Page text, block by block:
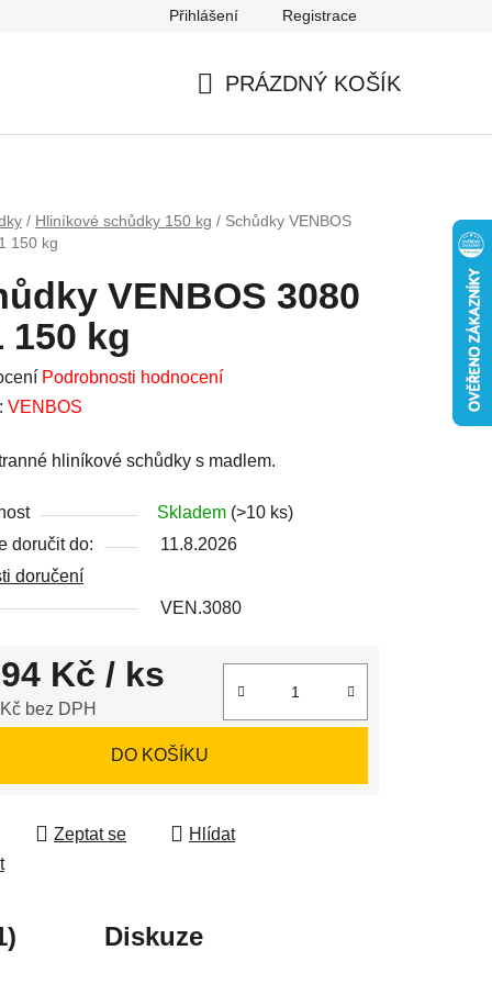
Přihlášení Registrace
PRÁZDNÝ KOŠÍK
/ Hliníkové schůdky 150 kg / Schůdky VENBOS
150 kg
VENBOS 3080
150 kg
Podrobnosti hodnocení
VENBOS
hliníkové schůdky s madlem.
Skladem (>10 ks)
doručit do:
11.8.2026
doručení
VEN.3080
Kč / ks
bez DPH
DO KOŠÍKU
Zeptat se
Hlídat
Diskuze